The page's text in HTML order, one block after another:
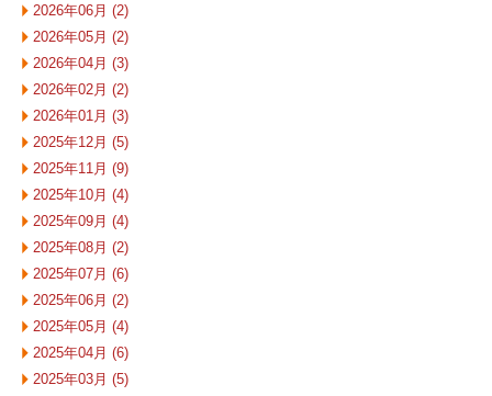
2026年06月 (2)
2026年05月 (2)
2026年04月 (3)
2026年02月 (2)
2026年01月 (3)
2025年12月 (5)
2025年11月 (9)
2025年10月 (4)
2025年09月 (4)
2025年08月 (2)
2025年07月 (6)
2025年06月 (2)
2025年05月 (4)
2025年04月 (6)
2025年03月 (5)